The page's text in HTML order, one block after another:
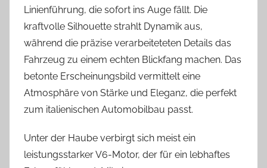
Linienführung, die sofort ins Auge fällt. Die
kraftvolle Silhouette strahlt Dynamik aus,
während die präzise verarbeiteteten Details das
Fahrzeug zu einem echten Blickfang machen. Das
betonte Erscheinungsbild vermittelt eine
Atmosphäre von Stärke und Eleganz, die perfekt
zum italienischen Automobilbau passt.
Unter der Haube verbirgt sich meist ein
leistungsstarker V6-Motor, der für ein lebhaftes